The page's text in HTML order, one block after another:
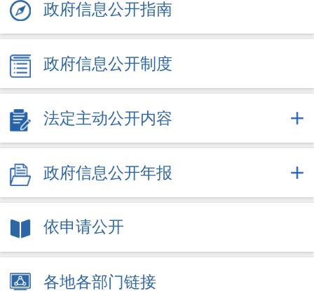
政府信息公开指南
政府信息公开制度
法定主动公开内容
政府信息公开年报
依申请公开
各地各部门链接